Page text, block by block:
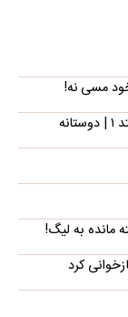
مسی نه!
مانده به لیگ!